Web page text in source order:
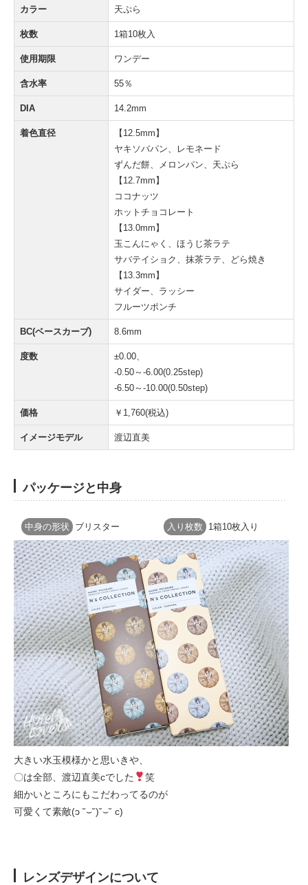
カラー 天ぷら
枚数 1箱10枚入
使用期限 ワンデー
含水率 55％
DIA 14.2mm
着色直径
【12.5mm】
ヤキソバパン、レモネード
ずんだ餅、メロンパン、天ぷら
【12.7mm】
ココナッツ
ホットチョコレート
【13.0mm】
玉こんにゃく、ほうじ茶ラテ
サバテイショク、抹茶ラテ、どら焼き
【13.3mm】
サイダー、ラッシー
フルーツポンチ
BC(ベースカーブ) 8.6mm
度数
±0.00、
-0.50～-6.00(0.25step)
-6.50～-10.00(0.50step)
価格 ￥1,760(税込)
イメージモデル 渡辺直美
パッケージと中身
中身の形状 ブリスター 入り枚数 1箱10枚入り
大きい水玉模様かと思いきや、
〇は全部、渡辺直美cでした
笑
細かいところにもこだわってるのが
可愛くて素敵(ɔ ˘⌣˘)˘⌣˘ c)
レンズデザインについて